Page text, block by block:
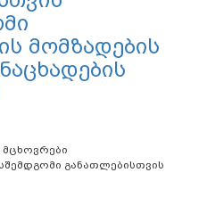
მომზადების
განათლებისთვის